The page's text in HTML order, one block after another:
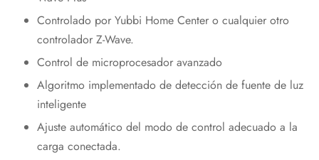
Controlado por Yubbi Home Center o cualquier otro
controlador Z-Wave.
Control de microprocesador avanzado
Algoritmo implementado de detección de fuente de luz
inteligente
Ajuste automático del modo de control adecuado a la
carga conectada.